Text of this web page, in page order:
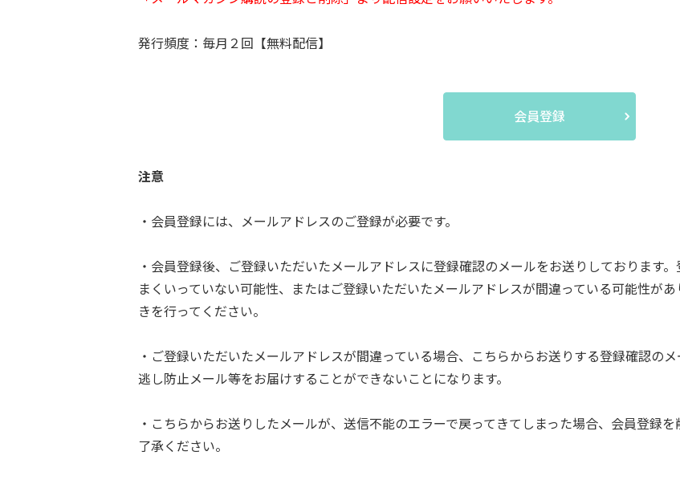
発行頻度：毎月２回【無料配信】
会員登録
注意
・会員登録には、メールアドレスのご登録が必要です。
・会員登録後、ご登録いただいたメールアドレスに登録確認のメールをお送りしております
まくいっていない可能性、またはご登録いただいたメールアドレスが間違っている可能性が
きを行ってください。
・ご登録いただいたメールアドレスが間違っている場合、こちらからお送りする登録確認の
逃し防止メール等をお届けすることができないことになります。
・こちらからお送りしたメールが、送信不能のエラーで戻ってきてしまった場合、会員登録
了承ください。